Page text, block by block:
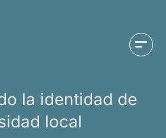
la identidad de
local